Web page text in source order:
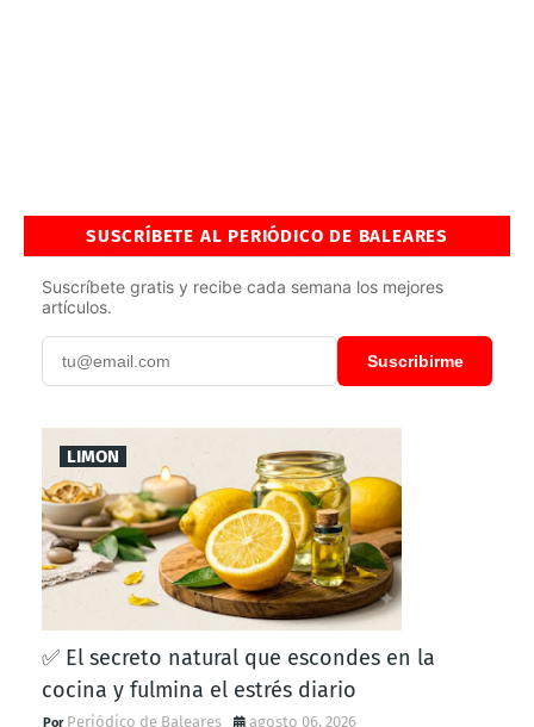
SUSCRÍBETE AL PERIÓDICO DE BALEARES
Suscríbete gratis y recibe cada semana los mejores
artículos.
Suscribirme
LIMON
✅ El secreto natural que escondes en la
cocina y fulmina el estrés diario
Periódico de Baleares agosto 06, 2026